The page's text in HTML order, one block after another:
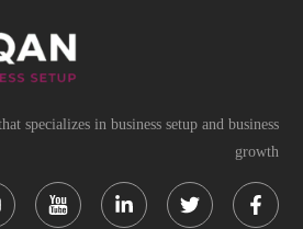
specializes in business setup and business
growth
in f